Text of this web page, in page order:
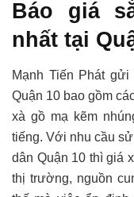
Báo giá
nhất tại
Mạnh Tiến Phát
Quận 10 bao gồm
xà gồ mạ kẽm
tiếng. Với nhu cầu
dân Quận 10 thì giá
thị trường, nguồn